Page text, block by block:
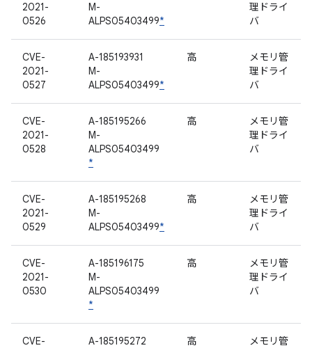
2021-
0526
M-
ALPS05403499*
理ドライ
バ
CVE-
2021-
0527
A-185193931
M-
ALPS05403499*
高
メモリ管
理ドライ
バ
CVE-
2021-
0528
A-185195266
M-
ALPS05403499
*
高
メモリ管
理ドライ
バ
CVE-
2021-
0529
A-185195268
M-
ALPS05403499*
高
メモリ管
理ドライ
バ
CVE-
2021-
0530
A-185196175
M-
ALPS05403499
*
高
メモリ管
理ドライ
バ
CVE-
A-185195272
高
メモリ管